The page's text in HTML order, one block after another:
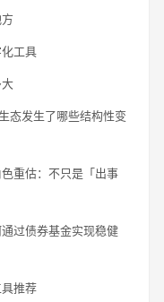
工具
态发生了哪些结构性变
重估：不只是「出事
过债券基金实现稳健
推荐